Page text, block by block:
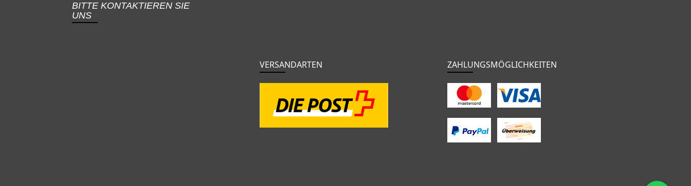
BITTE KONTAKTIEREN SIE
UNS
VERSANDARTEN ZAHLUNGSMÖGLICHKEITEN